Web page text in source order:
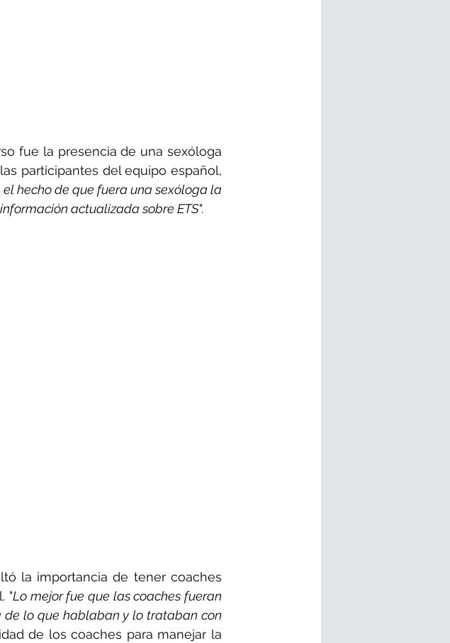
fue la presencia de una sexóloga
participantes del equipo español,
hecho de que fuera una sexóloga la
actualizada sobre ETS".
la importancia de tener coaches
"Lo mejor fue que las coaches fueran
lo que hablaban y lo trataban con
de los coaches para manejar la